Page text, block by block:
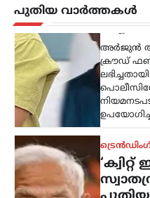
പുതിയ വാർത്തകൾ
മോദി
ന്യൂസ്
നരേന്ദ്ര
ധൈര്യവും
ട്രെൻഡിംഗ്